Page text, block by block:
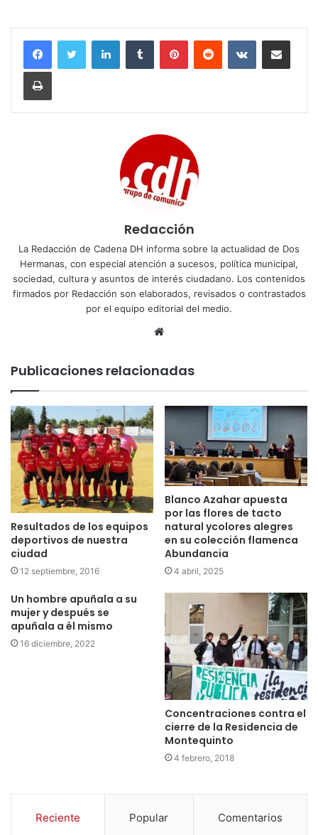
LinkedInTumblr PinterestReddit VKontakteCompartir por
Imprimir
Redacción
La Redacción de Cadena DH informa sobre la actualidad de Dos
Hermanas, con especial atención a sucesos, política municipal,
sociedad, cultura y asuntos de interés ciudadano. Los contenidos
firmados por Redacción son elaborados, revisados o contrastados
por el equipo editorial del medio.
Sitio
Publicaciones relacionadas
Resultados de los equipos
deportivos de nuestra
ciudad
12 septiembre, 2016
Blanco Azahar apuesta
por las flores de tacto
natural ycolores alegres
en su colección flamenca
Abundancia
4 abril, 2025
Un hombre apuñala a su
mujer y después se
apuñala a él mismo
16 diciembre, 2022
Concentraciones contra el
cierre de la Residencia de
Montequinto
4 febrero, 2018
Reciente Popular Comentarios